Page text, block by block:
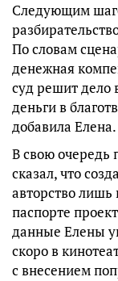
Следующим
По словам
денежная
суд решит дело
деньги в
добавила Елена.
В свою очередь
сказал, что
авторство лишь
паспорте
данные Елены
скоро в
с внесением